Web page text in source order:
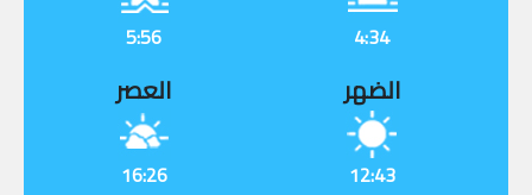
4:34
5:56
الضهر
12:43
العصر
16:26